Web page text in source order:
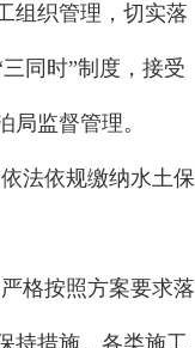
组织管理， 切实落
三同时”制度，接受
局监督管理。
依法依规缴纳水土保
严格按照方案要求落